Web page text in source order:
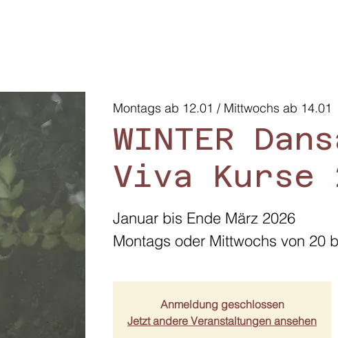
Montags ab 12.01 / Mittwochs ab 14.01
WINTER
Viva Kurse
Januar bis Ende März 2026
Anmeldung geschlossen
Jetzt andere Veranstaltungen ansehen